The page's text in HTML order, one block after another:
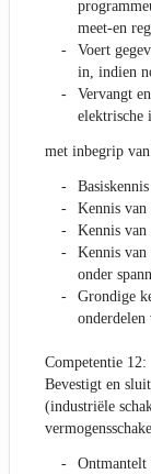
meet-en
Voert
in, indien
Vervangt
elektrische
met inbegrip
Kennis van
Kennis
Kennis van
onder
Grondige
onderdelen
Competentie 12:
Bevestigt en
(industriële
Ontmantelt